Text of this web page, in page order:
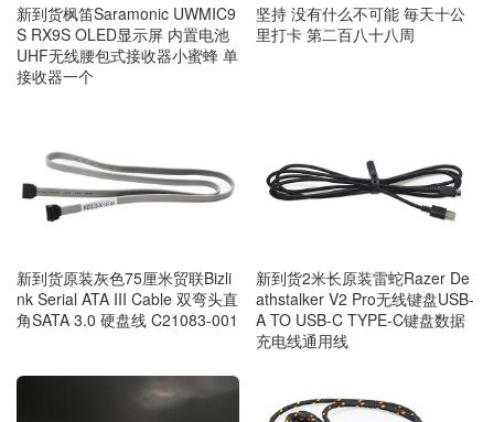
新到货枫笛Saramonic UWMIC9
S RX9S OLED显示屏 内置电池
UHF无线腰包式接收器小蜜蜂 单
接收器一个
坚持 没有什么不可能 毎天十公
里打卡 第二百八十八周
新到货原装灰色75厘米贸联Bizli
nk Serial ATA III Cable 双弯头直
角SATA 3.0 硬盘线 C21083-001
新到货2米长原装雷蛇Razer De
athstalker V2 Pro无线键盘USB-
A TO USB-C TYPE-C键盘数据
充电线通用线